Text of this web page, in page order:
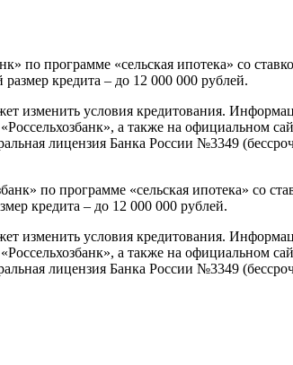
по программе «сельская ипотека» со
кредита – до 12 000 000 рублей.
изменить условия кредитования.
а также на официальном
лицензия Банка России №3349
по программе «сельская ипотека» со
кредита – до 12 000 000 рублей.
изменить условия кредитования.
а также на официальном
лицензия Банка России №3349